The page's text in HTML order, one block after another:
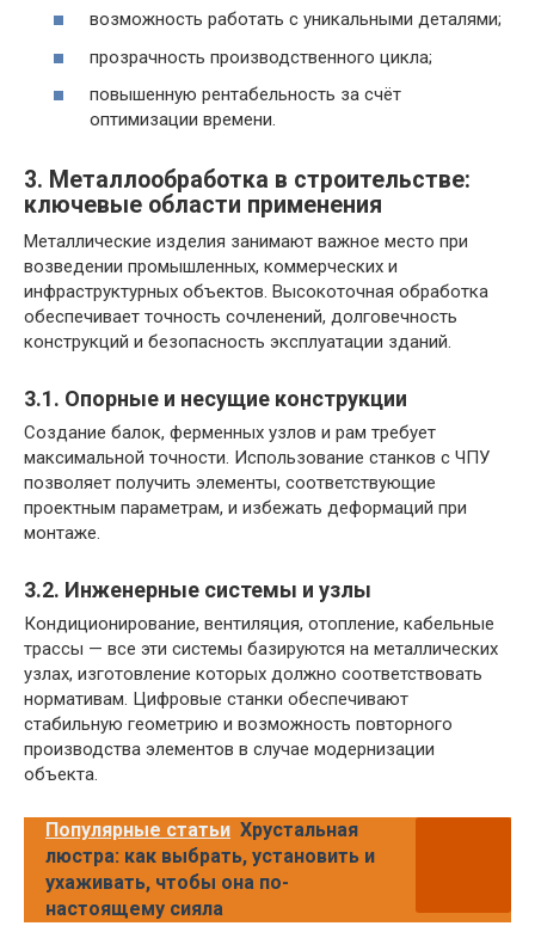
возможность работать с уникальными деталями;
прозрачность производственного цикла;
повышенную рентабельность за счёт
оптимизации времени.
3. Металлообработка в строительстве:
ключевые области применения
Металлические изделия занимают важное место при
возведении промышленных, коммерческих и
инфраструктурных объектов. Высокоточная обработка
обеспечивает точность сочленений, долговечность
конструкций и безопасность эксплуатации зданий.
3.1. Опорные и несущие конструкции
Создание балок, ферменных узлов и рам требует
максимальной точности. Использование станков с ЧПУ
позволяет получить элементы, соответствующие
проектным параметрам, и избежать деформаций при
монтаже.
3.2. Инженерные системы и узлы
Кондиционирование, вентиляция, отопление, кабельные
трассы — все эти системы базируются на металлических
узлах, изготовление которых должно соответствовать
нормативам. Цифровые станки обеспечивают
стабильную геометрию и возможность повторного
производства элементов в случае модернизации
объекта.
Популярные статьи Хрустальная
люстра: как выбрать, установить и
ухаживать, чтобы она по-
настоящему сияла